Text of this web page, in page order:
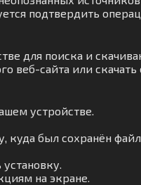
подтвердить
для поиска и
веб-сайта или
устройстве.
куда был сохранён
на экране.